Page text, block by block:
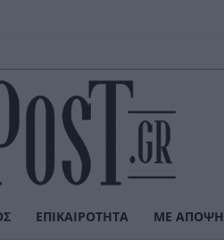
ΕΠΙΚΑΙΡΌΤΗΤΑ ΜΕ ΆΠΟΨΗ